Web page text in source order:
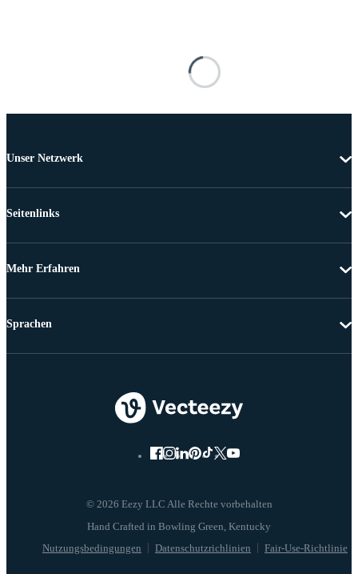
Unser Netzwerk
Seitenlinks
Mehr Erfahren
© 2026 Eezy LLC Alle Rechte vorbehalten
Nutzungsbedingungen Datenschutzrichlinien Fair-Use-Richtlinie
Sprachen